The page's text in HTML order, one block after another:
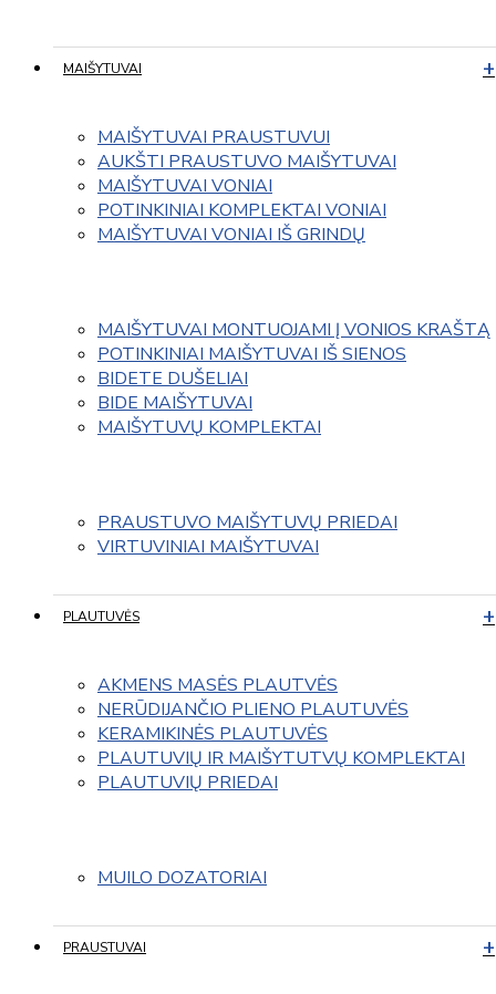
MAIŠYTUVAI
MAIŠYTUVAI PRAUSTUVUI
AUKŠTI PRAUSTUVO MAIŠYTUVAI
MAIŠYTUVAI VONIAI
POTINKINIAI KOMPLEKTAI VONIAI
MAIŠYTUVAI VONIAI IŠ GRINDŲ
MAIŠYTUVAI MONTUOJAMI Į VONIOS KRAŠTĄ
POTINKINIAI MAIŠYTUVAI IŠ SIENOS
BIDETE DUŠELIAI
BIDE MAIŠYTUVAI
MAIŠYTUVŲ KOMPLEKTAI
PRAUSTUVO MAIŠYTUVŲ PRIEDAI
VIRTUVINIAI MAIŠYTUVAI
PLAUTUVĖS
AKMENS MASĖS PLAUTVĖS
NERŪDIJANČIO PLIENO PLAUTUVĖS
KERAMIKINĖS PLAUTUVĖS
PLAUTUVIŲ IR MAIŠYTUTVŲ KOMPLEKTAI
PLAUTUVIŲ PRIEDAI
MUILO DOZATORIAI
PRAUSTUVAI